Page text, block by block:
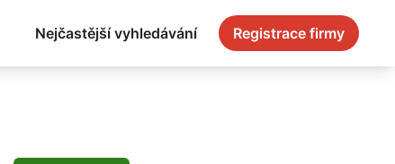
Nejčastější vyhledávání Registrace firmy